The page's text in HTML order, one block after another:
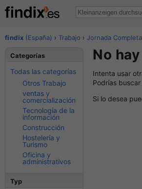
findix (España) › Trabajo ›Jornada Completa
No
Intenta usar
Podrías buscar
Si lo desea
Categorías
Todas las categorías
Otros Trabajo
ventas y
comercialización
Tecnología de la
información
Construcción
Hostelería y
Turismo
Oficina y
administrativos
Typ